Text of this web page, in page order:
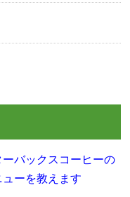
バックスコーヒーの
ーを教えます